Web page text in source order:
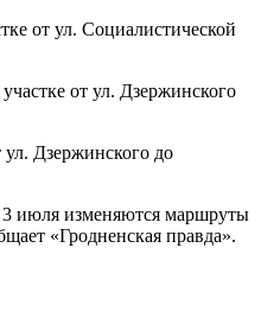
от ул. Социалистической
от ул. Дзержинского
Дзержинского до
3 июля изменяются маршруты
«Гродненская правда».